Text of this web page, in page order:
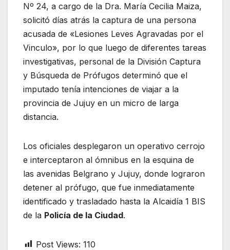
Nº 24, a cargo de la Dra. María Cecilia Maiza,
solicitó días atrás la captura de una persona
acusada de «Lesiones Leves Agravadas por el
Vinculo», por lo que luego de diferentes tareas
investigativas, personal de la División Captura
y Búsqueda de Prófugos determinó que el
imputado tenía intenciones de viajar a la
provincia de Jujuy en un micro de larga
distancia.
Los oficiales desplegaron un operativo cerrojo
e interceptaron al ómnibus en la esquina de
las avenidas Belgrano y Jujuy, donde lograron
detener al prófugo, que fue inmediatamente
identificado y trasladado hasta la Alcaidía 1 BIS
de la Policía de la Ciudad.
Post Views: 110